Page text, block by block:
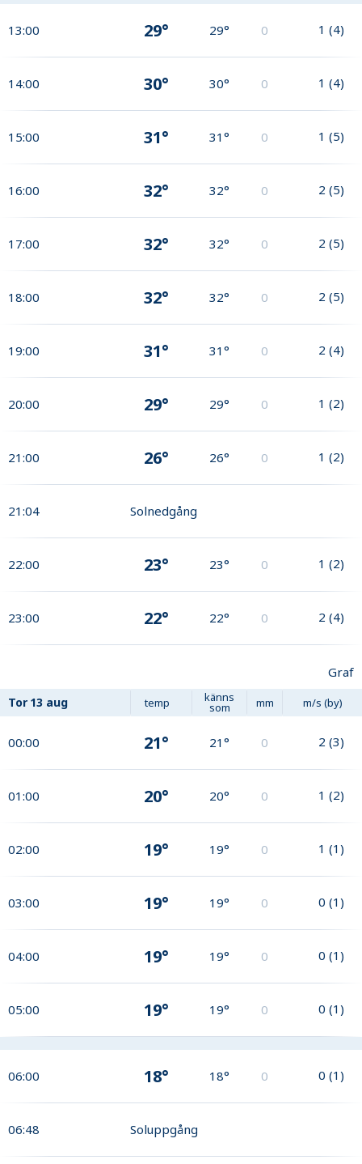
13:00 29° 29° 0 1 (4)
14:00 30° 30° 0 1 (4)
15:00 31° 31° 0 1 (5)
16:00 32° 32° 0 2 (5)
17:00 32° 32° 0 2 (5)
18:00 32° 32° 0 2 (5)
19:00 31° 31° 0 2 (4)
20:00 29° 29° 0 1 (2)
21:00 26° 26° 0 1 (2)
21:04 Solnedgång
22:00 23° 23° 0 1 (2)
23:00 22° 22° 0 2 (4)
Graf
Tor 13 aug temp känns
som mm m/s (by)
00:00 21° 21° 0 2 (3)
01:00 20° 20° 0 1 (2)
02:00 19° 19° 0 1 (1)
03:00 19° 19° 0 0 (1)
04:00 19° 19° 0 0 (1)
05:00 19° 19° 0 0 (1)
06:00 18° 18° 0 0 (1)
06:48 Soluppgång